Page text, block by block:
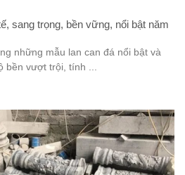
sang trọng, bền vững, nổi bật năm
những mẫu lan can đá nổi bật và
bền vượt trội, tính ...